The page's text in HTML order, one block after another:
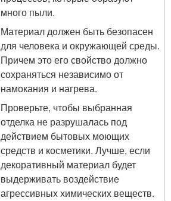
много пыли.
Материал должен быть безопасен
для человека и окружающей среды.
Причем это его свойство должно
сохраняться независимо от
намокания и нагрева.
Проверьте, чтобы выбранная
отделка не разрушалась под
действием бытовых моющих
средств и косметики. Лучше, если
декоративный материал будет
выдерживать воздействие
агрессивных химических веществ.